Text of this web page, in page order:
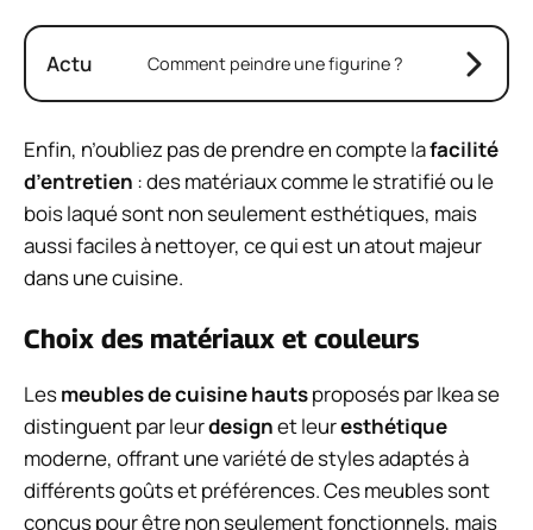
Actu Comment peindre une figurine ?
Enfin, n’oubliez pas de prendre en compte lafacilité
d’entretien : des matériaux comme le stratifié ou le
bois laqué sont non seulement esthétiques, mais
aussi faciles à nettoyer, ce qui est un atout majeur
dans une cuisine.
Choix des matériaux et couleurs
Lesmeubles de cuisine hautsproposés par Ikea se
distinguent par leurdesignet leuresthétique
moderne, offrant une variété de styles adaptés à
différents goûts et préférences. Ces meubles sont
conçus pour être non seulement fonctionnels, mais